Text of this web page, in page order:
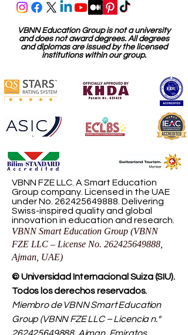
Otras oficinas:
Edificio del CEO ,Dubai Investment Park (DIP), Dubái,
📍 Calle Shabdan Baatyr, 74, Bishkek, Kirguistán
and diplomas are issued by the licensed
institutions within our group.
VBNN FZE LLC. A Smart Education
Group company. Licensed in the UAE
under No.262425649888. Delivering
Swiss-inspired quality and global
innovation in education and research.
FZE LLC – License No.262425649888,
Ajman, UAE)
Todos los derechos reservados.